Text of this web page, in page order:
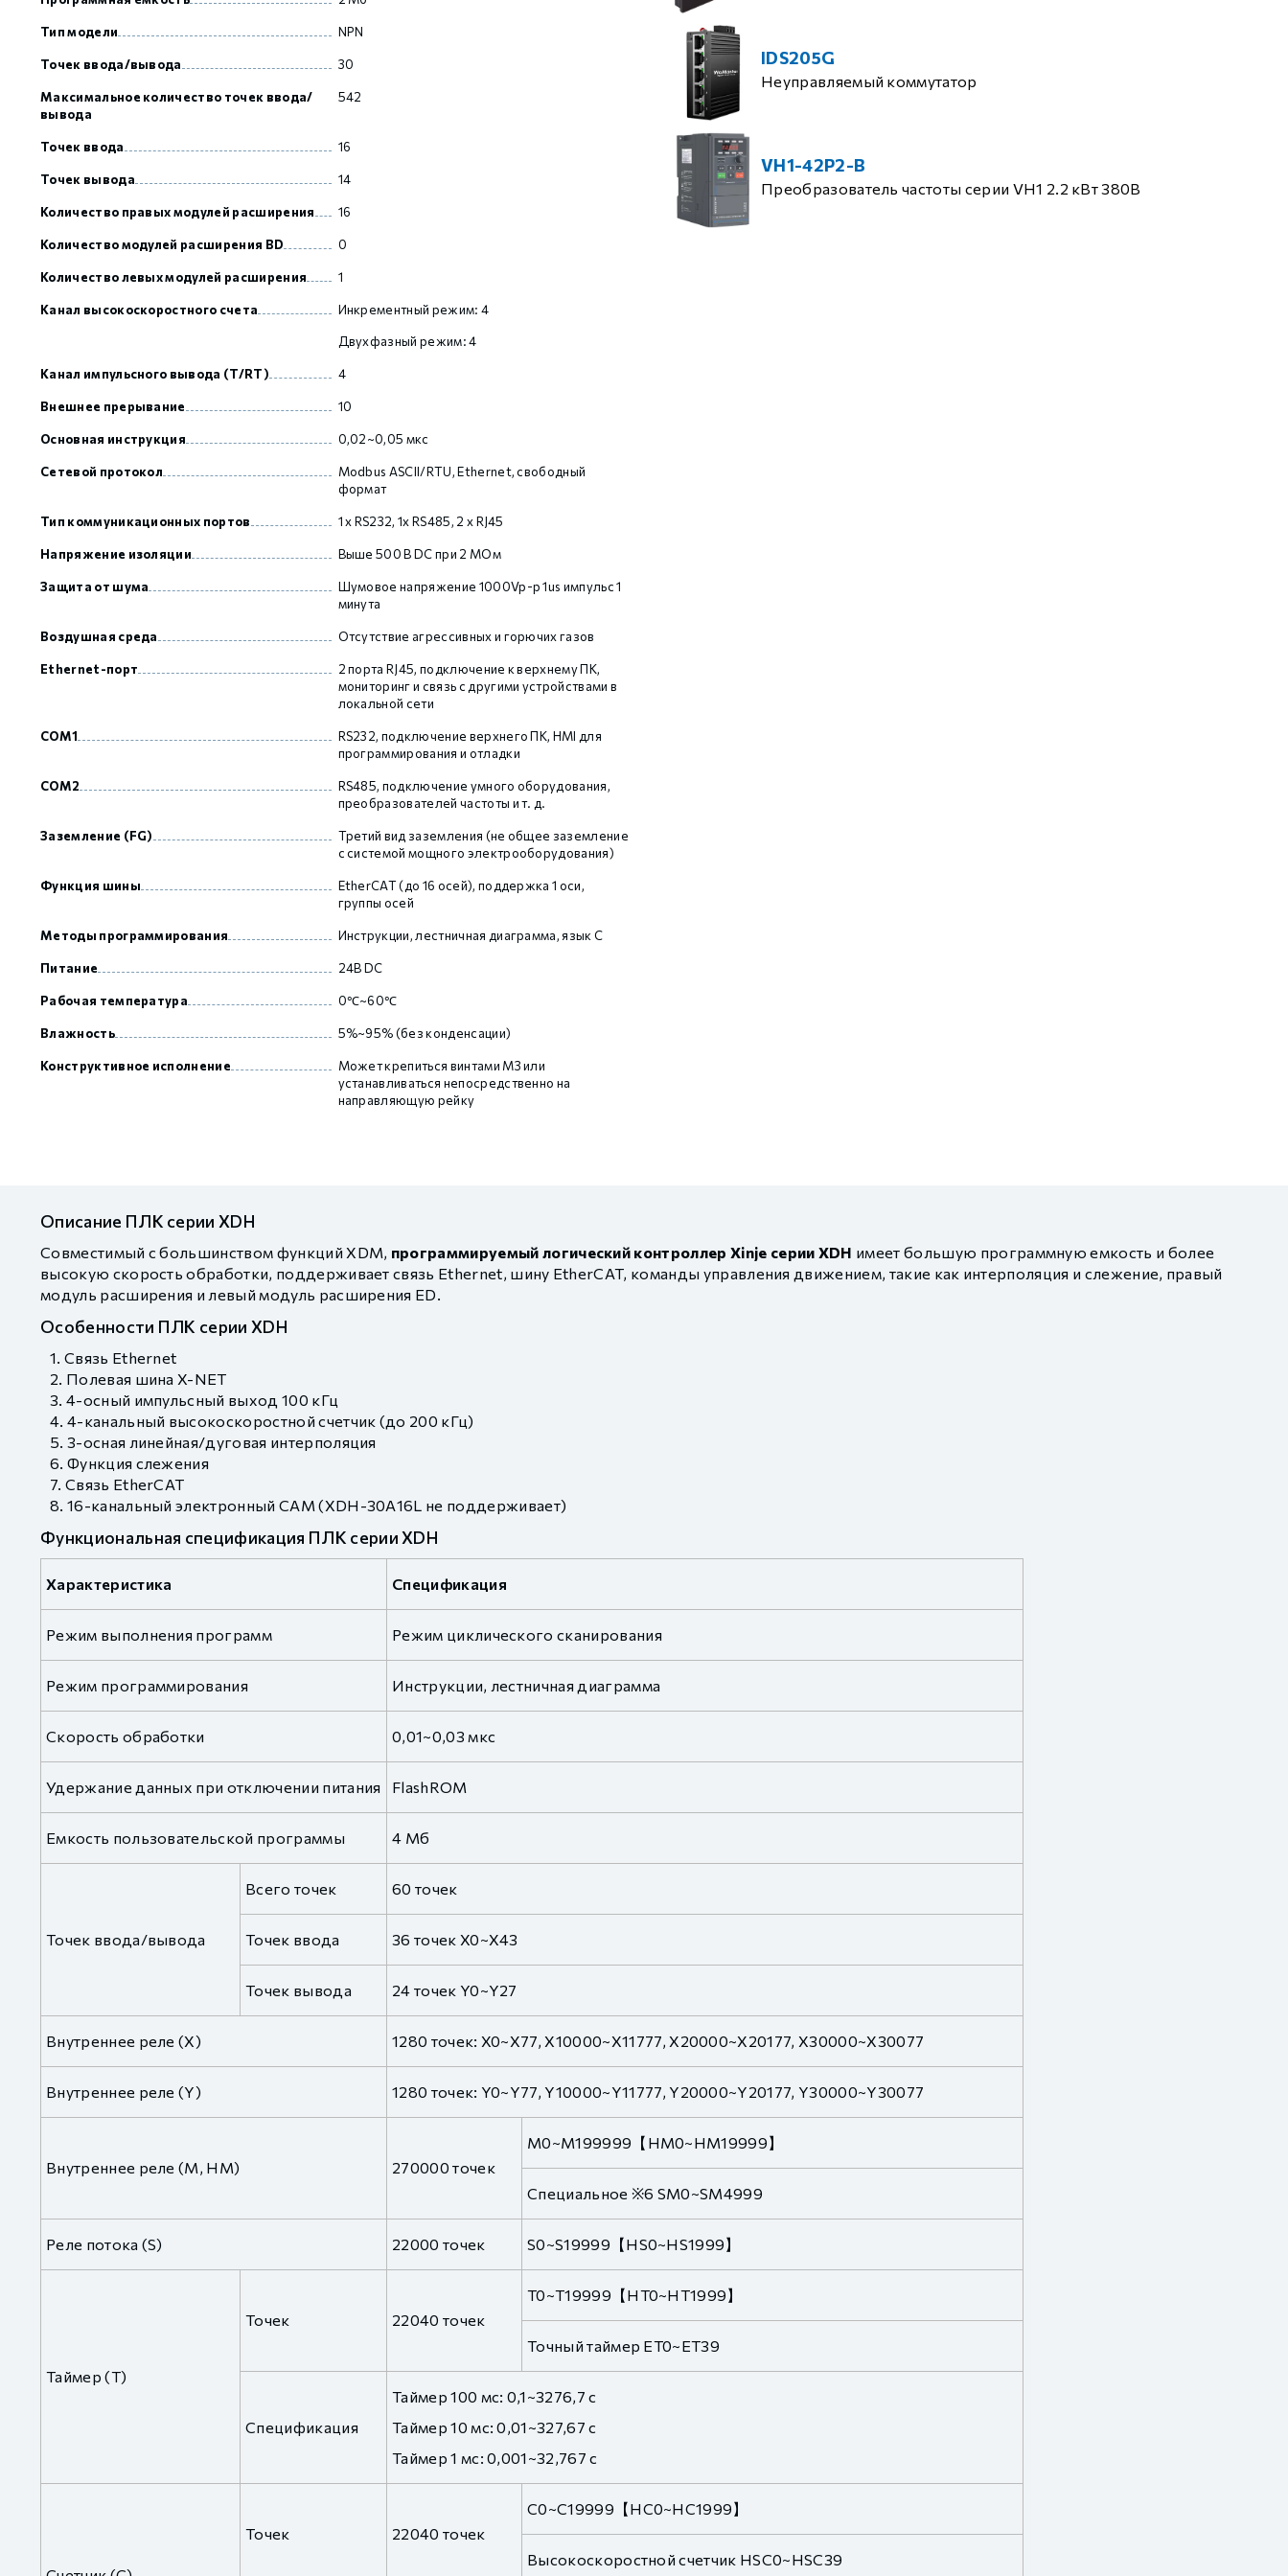
Тип модели NPN
Точек ввода/вывода 30
Максимальное количество точек ввода/
вывода
542
Точек ввода 16
Точек вывода 14
Количество правых модулей расширения 16
Количество модулей расширения BD 0
Количество левых модулей расширения 1
Канал высокоскоростного счета Инкрементный режим: 4
Двухфазный режим: 4
Канал импульсного вывода (T/RT) 4
Внешнее прерывание 10
Основная инструкция 0,02~0,05 мкс
Сетевой протокол
Modbus ASCII/RTU, Ethernet, свободный
формат
Тип коммуникационных портов 1 х RS232, 1х RS485, 2 х RJ45
Напряжение изоляции Выше 500 В DC при 2 МОм
Защита от шума
Шумовое напряжение 1000Vp-p 1us импульс 1
минута
Воздушная среда Отсутствие агрессивных и горючих газов
Ethernet-порт
2 порта RJ45, подключение к верхнему ПК,
мониторинг и связь с другими устройствами в
локальной сети
COM1
RS232, подключение верхнего ПК, HMI для
программирования и отладки
COM2
RS485, подключение умного оборудования,
преобразователей частоты и т. д.
Заземление (FG)
Третий вид заземления (не общее заземление
с системой мощного электрооборудования)
Функция шины
EtherCAT (до 16 осей), поддержка 1 оси,
группы осей
Методы программирования Инструкции, лестничная диаграмма, язык С
Питание 24В DC
Рабочая температура 0℃~60℃
Влажность 5%~95% (без конденсации)
Конструктивное исполнение
Может крепиться винтами M3 или
устанавливаться непосредственно на
направляющую рейку
IDS205G
Неуправляемый коммутатор
VH1-42P2-B
Преобразователь частоты серии VH1 2.2 кВт 380В
Описание ПЛК серии XDH
Совместимый с большинством функций XDM, программируемый логический контроллер Xinje серии XDH имеет большую программную емкость и более
высокую скорость обработки, поддерживает связь Ethernet, шину EtherCAT, команды управления движением, такие как интерполяция и слежение, правый
модуль расширения и левый модуль расширения ED.
Особенности ПЛК серии XDH
Связь Ethernet
Полевая шина X-NET
4-осный импульсный выход 100 кГц
4-канальный высокоскоростной счетчик (до 200 кГц)
3-осная линейная/дуговая интерполяция
Функция слежения
Связь EtherCAT
16-канальный электронный CAM (XDH-30A16L не поддерживает)
Функциональная спецификация ПЛК серии XDH
Характеристика Спецификация
Режим выполнения программ Режим циклического сканирования
Режим программирования Инструкции, лестничная диаграмма
Скорость обработки 0,01~0,03 мкс
Удержание данных при отключении питания FlashROM
Емкость пользовательской программы 4 Мб
Точек ввода/вывода
Всего точек 60 точек
Точек ввода 36 точек X0~X43
Точек вывода 24 точек Y0~Y27
Внутреннее реле (X) 1280 точек: X0~X77, X10000~X11777, X20000~X20177, X30000~X30077
Внутреннее реле (Y) 1280 точек: Y0~Y77, Y10000~Y11777, Y20000~Y20177, Y30000~Y30077
Внутреннее реле (M, HM) 270000 точек
M0~M199999【HM0~HM19999】
Специальное ※6 SM0~SM4999
Реле потока (S) 22000 точек S0~S19999【HS0~HS1999】
Таймер (T)
Точек 22040 точек
T0~T19999【HT0~HT1999】
Точный таймер ET0~ET39
Спецификация
Таймер 100 мс: 0,1~3276,7 с
Таймер 10 мс: 0,01~327,67 с
Таймер 1 мс: 0,001~32,767 с
Точек 22040 точек
C0~C19999【HC0~HC1999】
Высокоскоростной счетчик HSC0~HSC39
GCAN